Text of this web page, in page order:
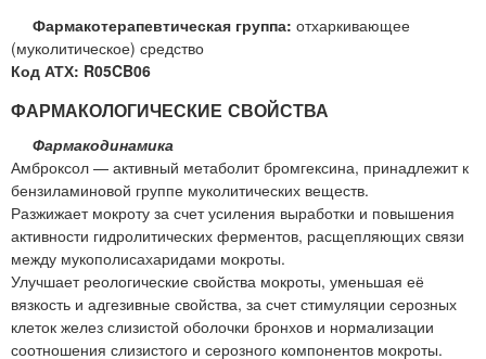
Фармакотерапевтическая группа: отхаркивающее
(муколитическое) средство
Код АТХ: R05CB06
ФАРМАКОЛОГИЧЕСКИЕ СВОЙСТВА
Фармакодинамика
Амброксол — активный метаболит бромгексина, принадлежит к
бензиламиновой группе муколитических веществ.
Разжижает мокроту за счет усиления выработки и повышения
активности гидролитических ферментов, расщепляющих связи
между мукополисахаридами мокроты.
Улучшает реологические свойства мокроты, уменьшая её
вязкость и адгезивные свойства, за счет стимуляции серозных
клеток желез слизистой оболочки бронхов и нормализации
соотношения слизистого и серозного компонентов мокроты.